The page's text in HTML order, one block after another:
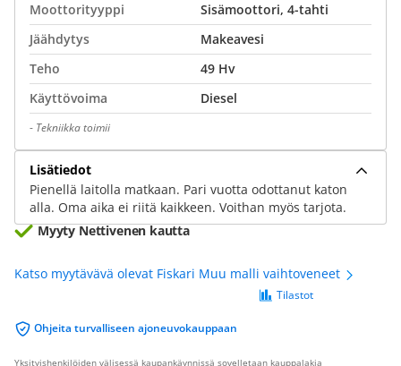
Moottorityyppi
Sisämoottori, 4-tahti
Jäähdytys
Makeavesi
Teho
49 Hv
Käyttövoima
Diesel
- Tekniikka toimii
Lisätiedot
Pienellä laitolla matkaan. Pari vuotta odottanut katon
alla. Oma aika ei riitä kaikkeen. Voithan myös tarjota.
Myyty Nettivenen kautta
Katso myytävävä olevat Fiskari Muu malli vaihtoveneet
Ohjeita turvalliseen ajoneuvokauppaan
Tilastot
Yksityishenkilöiden välisessä kaupankäynnissä sovelletaan kauppalakia